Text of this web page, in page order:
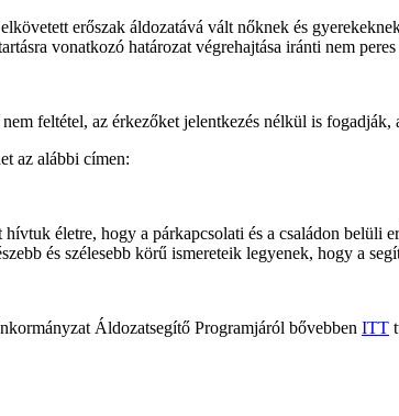
erőszak áldozatává vált nőknek és
vonatkozó határozat végrehajtása iránti nem
feltétel, az érkezőket jelentkezés nélkül is
az alábbi címen:
hívtuk életre, hogy a párkapcsolati és a családon belüli
és szélesebb körű ismereteik legyenek, hogy a
Áldozatsegítő Programjáról bővebben ITT